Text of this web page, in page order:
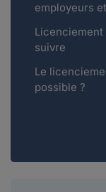
employeurs
Licenciement
suivre
Le
possible ?